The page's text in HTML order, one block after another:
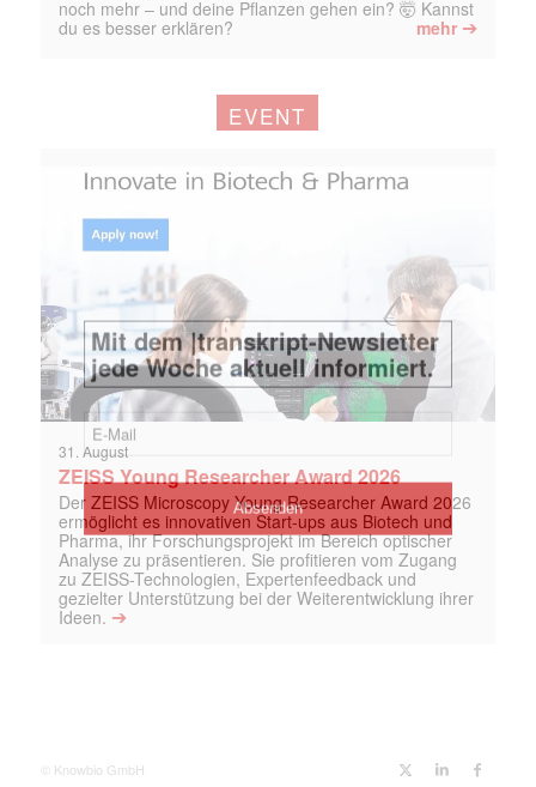
noch mehr – und deine Pflanzen gehen ein? 🤯 Kannst
du es besser erklären?
mehr ➔
EVENT
31. August
ZEISS Young Researcher Award 2026
Der ZEISS Microscopy Young Researcher Award 2026
ermöglicht es innovativen Start-ups aus Biotech und
Pharma, ihr Forschungsprojekt im Bereich optischer
Analyse zu präsentieren. Sie profitieren vom Zugang
zu ZEISS-Technologien, Expertenfeedback und
gezielter Unterstützung bei der Weiterentwicklung ihrer
Ideen. ➔
© Knowbio GmbH